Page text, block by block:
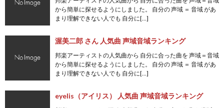
から簡単に探せるようにしました。 自分の 声域 ＝ 音域 があ
まり理解できない人でも 自分に[…]
渥美二郎 さん 人気曲 声域音域ランキング
邦楽アーティストの人気曲から 自分に合った曲を 声域＝音域
から簡単に探せるようにしました。 自分の 声域 ＝ 音域 があ
まり理解できない人でも 自分に[…]
eyelis（アイリス） 人気曲 声域音域ランキング